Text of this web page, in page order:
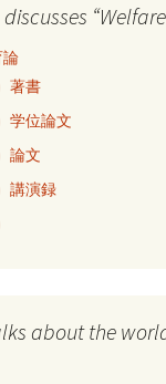
論
著書
学位論文
論文
講演録
about the